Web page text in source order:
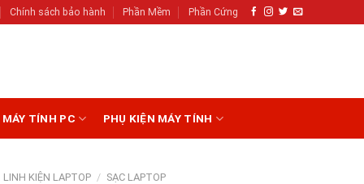
Chính sách bảo hành Phần Mềm Phần Cứng
TÍNH PC PHỤ KIỆN MÁY TÍNH
LINH KIỆN LAPTOP / SẠC LAPTOP